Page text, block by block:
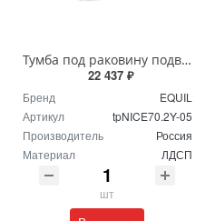
Тумба под раковину подвесная EQUIL Найс 70 см tpNICE70.2Y-05 белая
22 437 ₽
Бренд
EQUIL
Артикул
tpNICE70.2Y-05
Производитель
Россия
Материал
ЛДСП
шт